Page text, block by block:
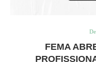
FEMA